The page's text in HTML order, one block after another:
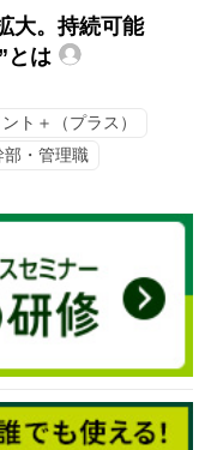
大。持続可能
とは
ト＋（プラス）
部・管理職